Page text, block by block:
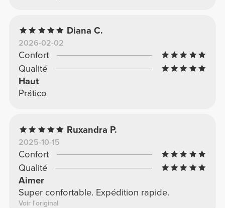
Diana C.
2026-02-02
Confort
Qualité
Haut
Prático
Ruxandra P.
2025-10-15
Confort
Qualité
Aimer
Super confortable. Expédition rapide.
Voir l'original